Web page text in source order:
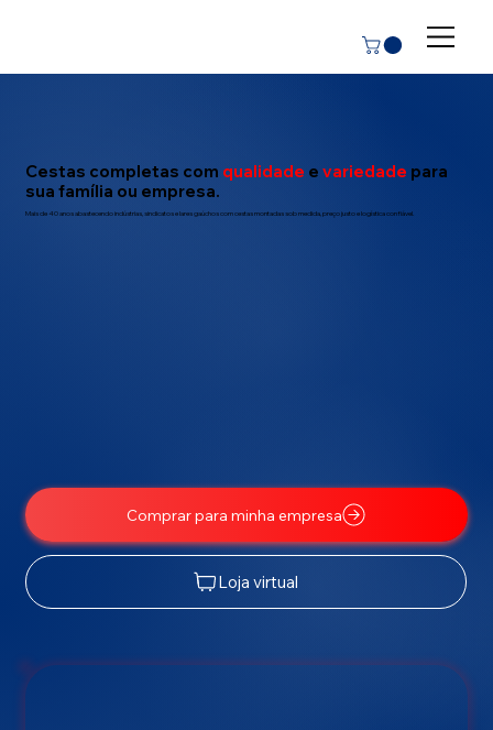
Cestas completas com qualidade evariedade para
sua família ou empresa.
Mais de 40 anos abastecendo indústrias, sindicatos e lares gaúchos com cestas montadas sob medida, preço justo e logística confiável.
Comprar para minha empresa